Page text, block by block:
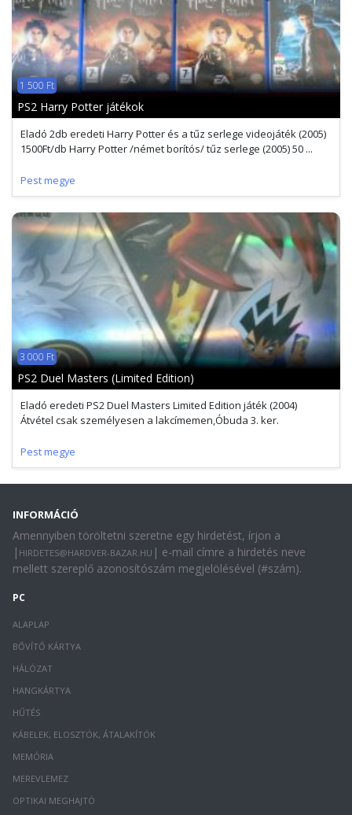
1 500 Ft
PS2 Harry Potter játékok
Eladó 2db eredeti Harry Potter és a tűz serlege videojáték (2005)
1500Ft/db Harry Potter /német borítós/ tűz serlege (2005) 50 ...
Pest megye
3 000 Ft
PS2 Duel Masters (Limited Edition)
Eladó eredeti PS2 Duel Masters Limited Edition játék (2004)
Átvétel csak személyesen a lakcímemen,Óbuda 3. ker.
Pest megye
INFORMÁCIÓ
Amennyiben töröltetni szeretne egy hirdetést, írjon a
| HIRDETES@HARDVER-BAZAR.HU | e-mail címre a hirdetés neve
mellett szereplő azonosítószám megjelölésével (#szám).
PC
ALAPLAP
BŐVÍTŐ KÁRTYA
HÁLÓZAT
HANGKÁRTYA
HŰTÉS
KÁBELEK, ELOSZTÓK, ÁTALAKÍTÓK
MEMÓRIA
MEREVLEMEZ
OPTIKAI MEGHAJTÓ